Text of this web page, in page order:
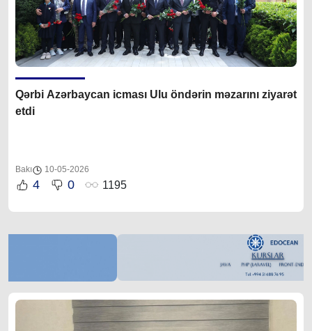
Qərbi Azərbaycan icması Ulu öndərin məzarını ziyarət
etdi
Bakı 10-05-2026
4 0 1195